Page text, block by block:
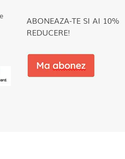
ABONEAZA-TE SI AI 10%
REDUCERE!